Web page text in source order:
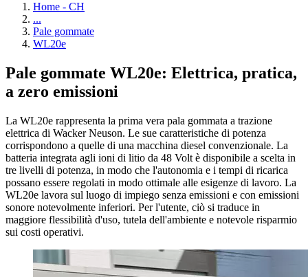
Home - CH
...
Pale gommate
WL20e
Pale gommate WL20e: Elettrica, pratica,
a zero emissioni
La WL20e rappresenta la prima vera pala gommata a trazione
elettrica di Wacker Neuson. Le sue caratteristiche di potenza
corrispondono a quelle di una macchina diesel convenzionale. La
batteria integrata agli ioni di litio da 48 Volt è disponibile a scelta in
tre livelli di potenza, in modo che l'autonomia e i tempi di ricarica
possano essere regolati in modo ottimale alle esigenze di lavoro. La
WL20e lavora sul luogo di impiego senza emissioni e con emissioni
sonore notevolmente inferiori. Per l'utente, ciò si traduce in
maggiore flessibilità d'uso, tutela dell'ambiente e notevole risparmio
sui costi operativi.